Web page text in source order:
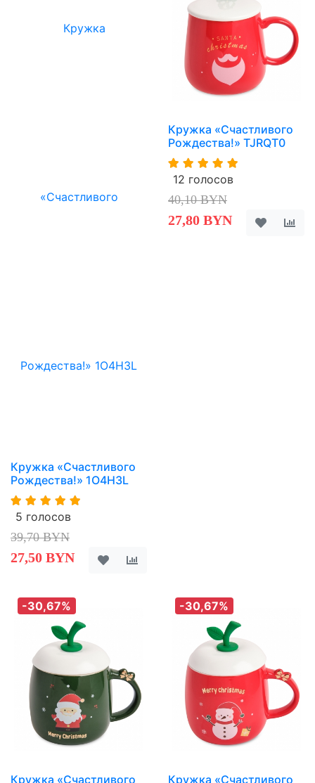
Кружка «Счастливого
Рождества!» 1O4H3L
5 голосов
39,70 BYN
27,50 BYN
Кружка «Счастливого
Рождества!» TJRQT0
12 голосов
40,10 BYN
27,80 BYN
-30,67%
Кружка «Счастливого
-30,67%
Кружка «Счастливого